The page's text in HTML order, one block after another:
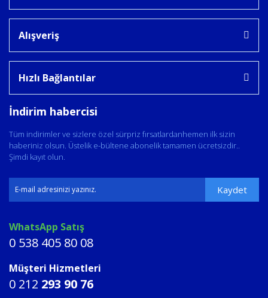
Alışveriş
Hızlı Bağlantılar
İndirim habercisi
Tüm indirimler ve sizlere özel sürpriz fırsatlardanhemen ilk sizin
haberiniz olsun. Üstelik e-bültene abonelik tamamen ücretsizdir..
Şimdi kayıt olun.
Kaydet
WhatsApp Satış
0 538 405 80 08
Müşteri Hizmetleri
0 212 293 90 76